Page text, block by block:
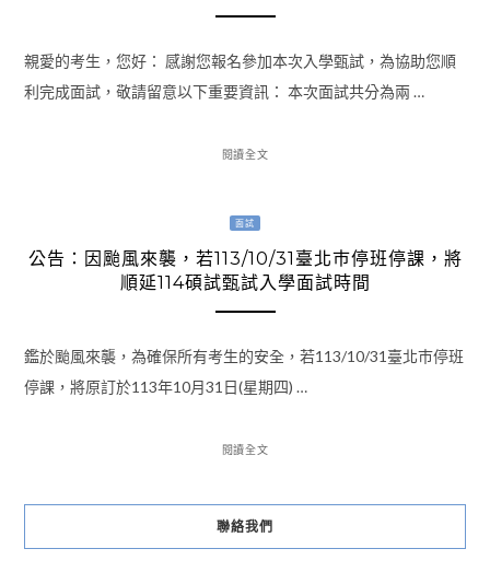
親愛的考生，您好： 感謝您報名參加本次入學甄試，為協助您順
利完成面試，敬請留意以下重要資訊： 本次面試共分為兩 …
閱讀全文
面試
公告：因颱風來襲，若113/10/31臺北巿停班停課，將
順延114碩試甄試入學面試時間
鑑於颱風來襲，為確保所有考生的安全，若113/10/31臺北巿停班
停課，將原訂於113年10月31日(星期四) …
閱讀全文
聯絡我們